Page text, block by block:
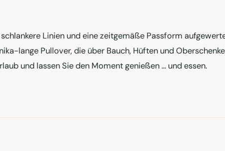
Linien und eine zeitgemäße Passform
lange Pullover, die über Bauch, Hüften und
und lassen Sie den Moment genießen ... und essen.